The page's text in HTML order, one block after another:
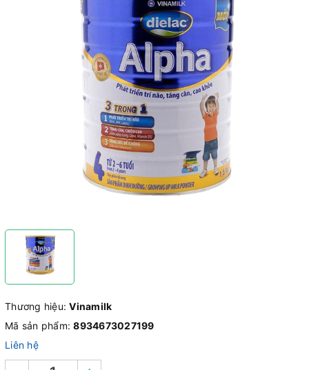
Thương hiệu:Vinamilk
Mã sản phẩm:8934673027199
Liên hệ